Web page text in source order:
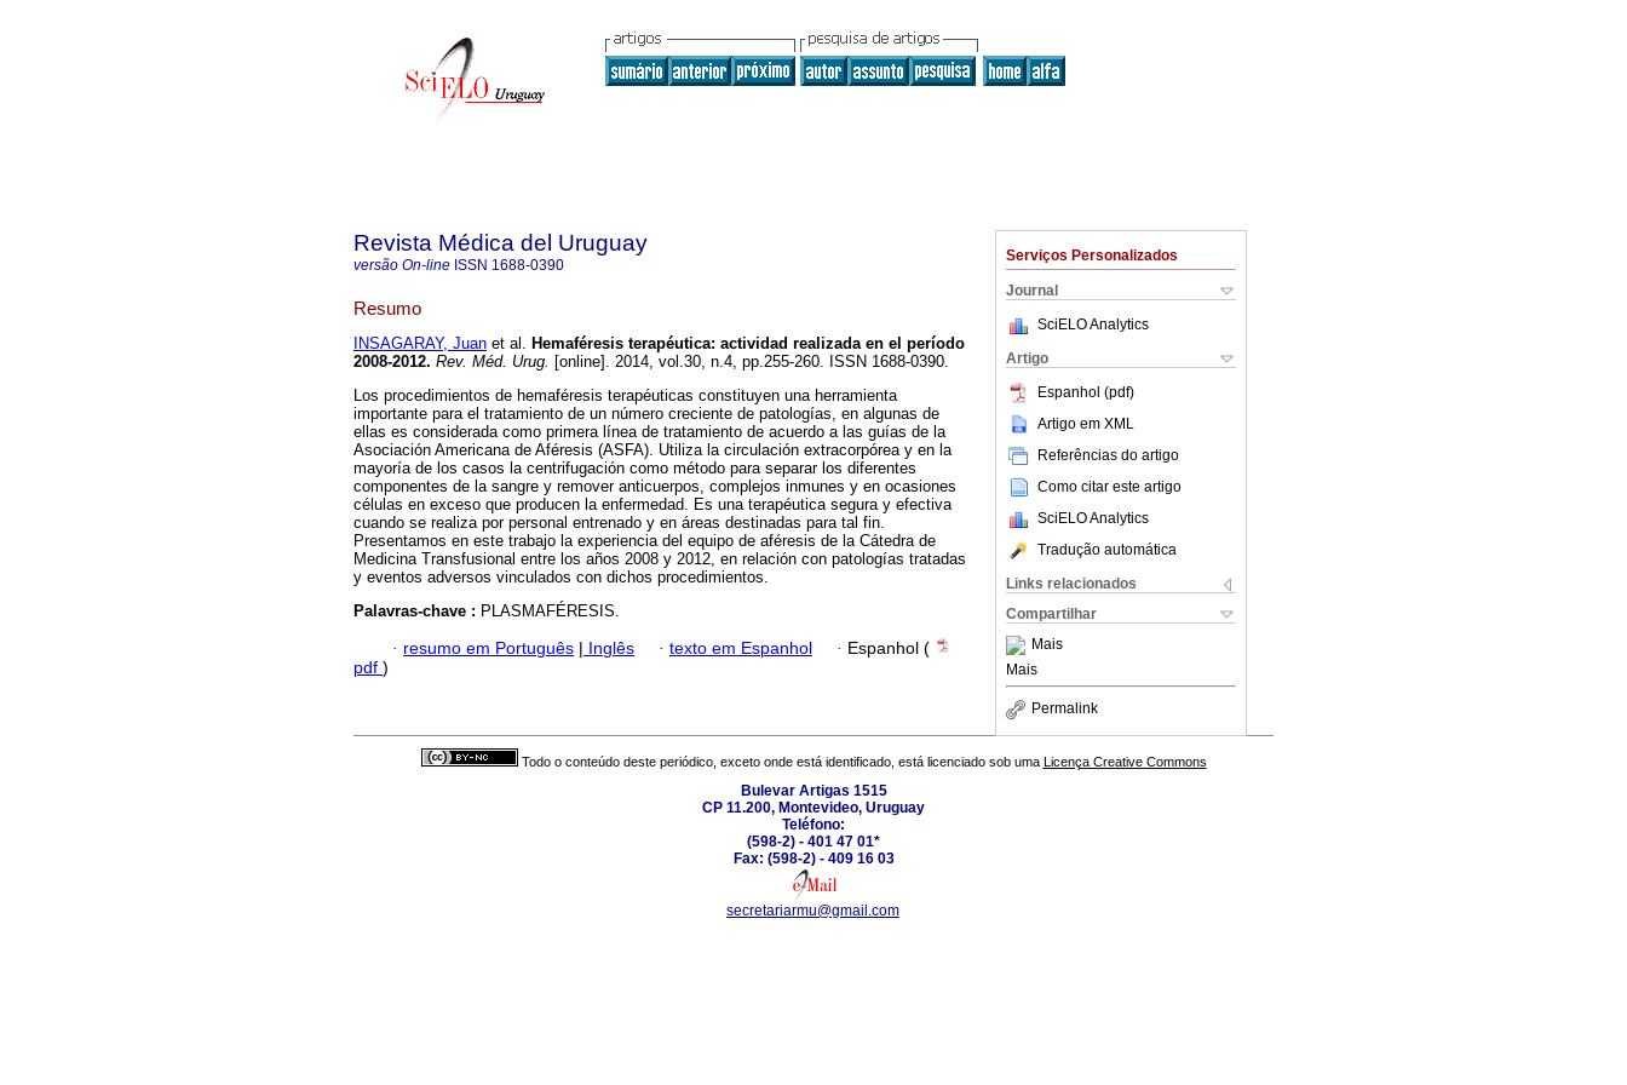
Serviços Personalizados
Journal
SciELO Analytics
Artigo
Espanhol (pdf)
Artigo em XML
Referências do artigo
Como citar este artigo
SciELO Analytics
Tradução automática
Links relacionados
Compartilhar
Mais
Mais
Permalink
Revista Médica del Uruguay
versão On-line ISSN 1688-0390
Resumo
INSAGARAY, Juan et al. Hemaféresis terapéutica: actividad realizada en el período
2008-2012. Rev. Méd. Urug. [online]. 2014, vol.30, n.4, pp.255-260. ISSN 1688-0390.
Los procedimientos de hemaféresis terapéuticas constituyen una herramienta
importante para el tratamiento de un número creciente de patologías, en algunas de
ellas es considerada como primera línea de tratamiento de acuerdo a las guías de la
Asociación Americana de Aféresis (ASFA). Utiliza la circulación extracorpórea y en la
mayoría de los casos la centrifugación como método para separar los diferentes
componentes de la sangre y remover anticuerpos, complejos inmunes y en ocasiones
células en exceso que producen la enfermedad. Es una terapéutica segura y efectiva
cuando se realiza por personal entrenado y en áreas destinadas para tal fin.
Presentamos en este trabajo la experiencia del equipo de aféresis de la Cátedra de
Medicina Transfusional entre los años 2008 y 2012, en relación con patologías tratadas
y eventos adversos vinculados con dichos procedimientos.
Palavras-chave : PLASMAFÉRESIS.
· resumo em Português | Inglês · texto em Espanhol · Espanhol (
pdf )
Todo o conteúdo deste periódico, exceto onde está identificado, está licenciado sob uma Licença Creative Commons
Bulevar Artigas 1515
CP 11.200, Montevideo, Uruguay
Teléfono:
(598-2) - 401 47 01*
Fax: (598-2) - 409 16 03
secretariarmu@gmail.com